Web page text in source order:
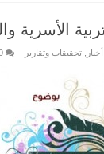
الأسرية
أخبار تحقيقات وتقارير